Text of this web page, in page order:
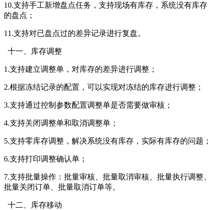
10.支持手工新增盘点任务，支持现场有库存，系统没有库存
的盘点；
11.支持对已盘点过的差异记录进行复盘。
十一、库存调整
1.支持建立调整单，对库存的差异进行调整；
2.根据冻结记录的配置，可以实现对冻结的库存进行调整；
3.支持通过控制参数配置调整单是否需要做审核；
4.支持关闭调整单和取消调整单；
5.支持零库存调整，解决系统没有库存，实际有库存的问题；
6.支持打印调整确认单；
7.支持批量操作：批量审核、批量取消审核、批量执行调整、
批量关闭订单、批量取消订单等。
十二、库存移动